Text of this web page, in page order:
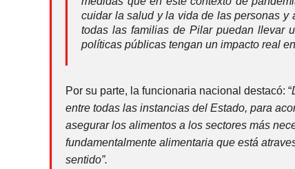
cuidar la salud y la vida de las personas y
todas las familias de Pilar puedan llevar
políticas públicas tengan un impacto real
Por su parte, la funcionaria nacional destacó: “
entre todas las instancias del Estado, para
asegurar los alimentos a los sectores más
fundamentalmente alimentaria que está
sentido”.